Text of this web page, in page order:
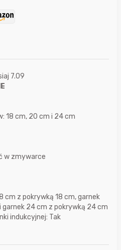
7.09
18 cm, 20 cm i 24 cm
w zmywarce
cm z pokrywką 18 cm, garnek
24 cm z pokrywką 24 cm
indukcyjnej: Tak